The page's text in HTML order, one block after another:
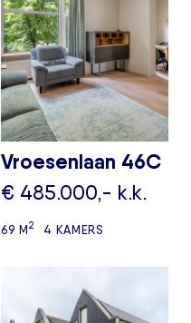
Vroesenlaan 46C
€ 485.000,- k.k.
69 M2 4 KAMERS